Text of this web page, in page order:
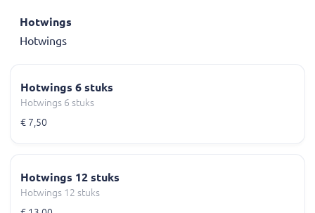
Hotwings
Hotwings
Hotwings 6 stuks
Hotwings 6 stuks
€ 7,50
Hotwings 12 stuks
Hotwings 12 stuks